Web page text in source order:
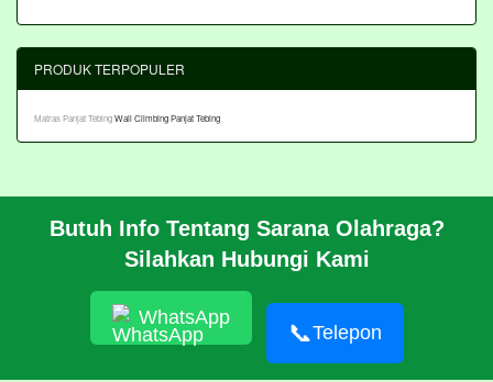
Butuh Info Tentang Sarana Olahraga?
Silahkan Hubungi Kami
WhatsApp
📞Telepon
PRODUK TERPOPULER
Matras Panjat TebingWall Climbing Panjat Tebing
CARA PESAN
HUBUNGI KAMI
Pembangunan Wall Climbing Di PPLP Banten